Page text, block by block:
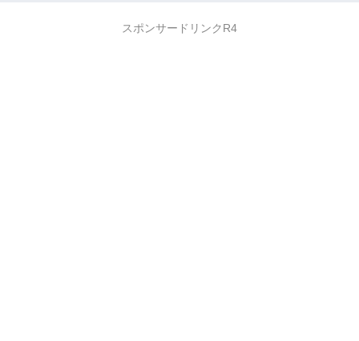
スポンサードリンクR4